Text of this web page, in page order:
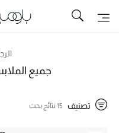
مزيد من التخفيضات
جميع
تصنيف 15 نتائج بحث